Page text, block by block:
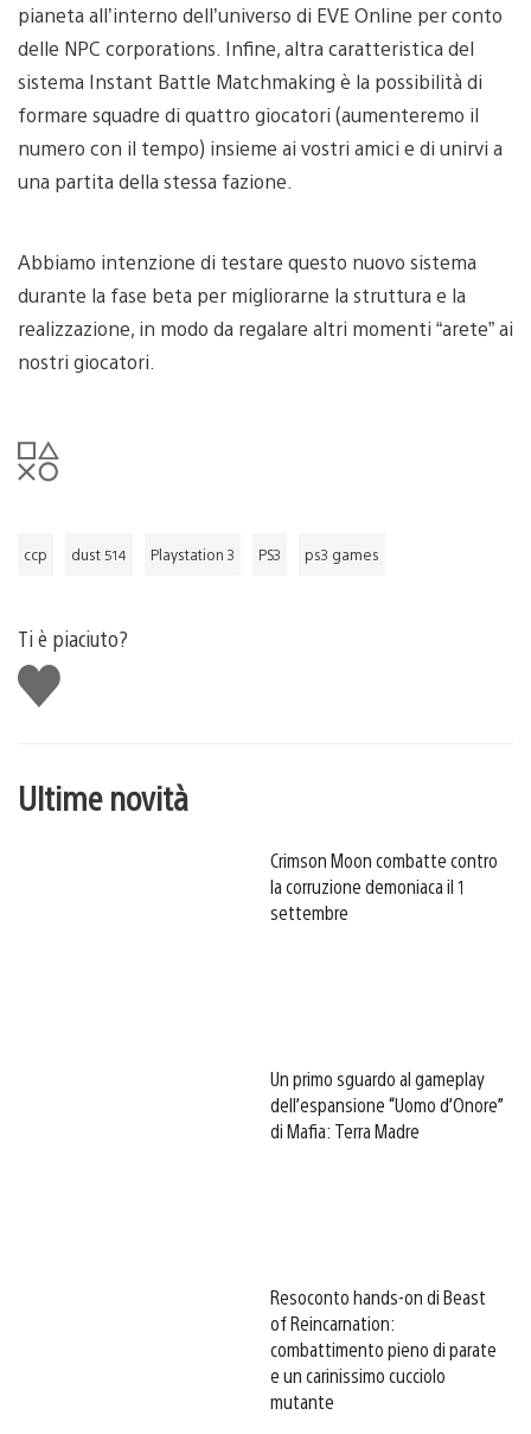
pianeta all’interno dell’universo di EVE Online per conto
delle NPC corporations. Infine, altra caratteristica del
sistema Instant Battle Matchmaking è la possibilità di
formare squadre di quattro giocatori (aumenteremo il
numero con il tempo) insieme ai vostri amici e di unirvi a
una partita della stessa fazione.
Abbiamo intenzione di testare questo nuovo sistema
durante la fase beta per migliorarne la struttura e la
realizzazione, in modo da regalare altri momenti “arete” ai
nostri giocatori.
ccp dust 514 Playstation 3 PS3 ps3 games
Ti è piaciuto?
Mi
piace
Ultime novità
Crimson Moon combatte contro
la corruzione demoniaca il 1
settembre
Un primo sguardo al gameplay
dell’espansione “Uomo d’Onore”
di Mafia: Terra Madre
Resoconto hands-on di Beast
of Reincarnation:
combattimento pieno di parate
e un carinissimo cucciolo
mutante